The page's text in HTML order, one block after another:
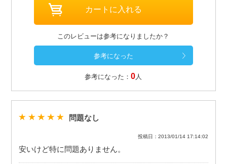
このレビューは参考になりましたか？
参考になった：0人
問題なし
投稿日：2013/01/14 17:14:02
安いけど特に問題ありません。